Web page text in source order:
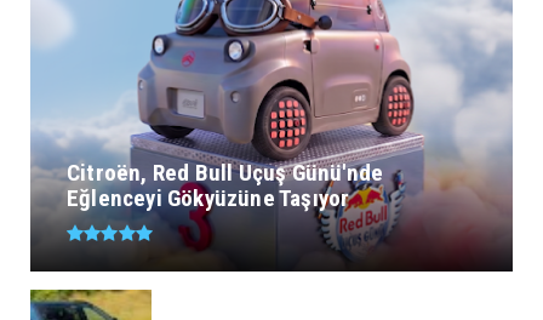
Citroën, Red Bull Uçuş Günü'nde
Eğlenceyi Gökyüzüne Taşıyor